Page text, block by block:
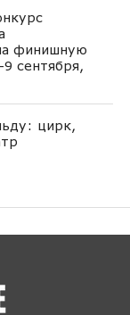
финишную
сентября,
цирк,